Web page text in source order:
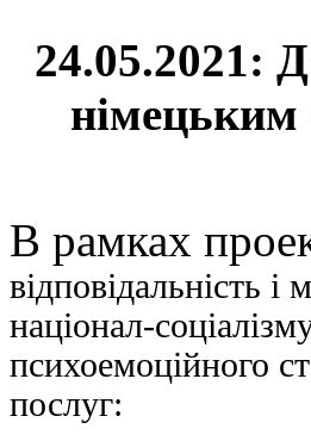
німецьким
В рамках
відповідальність
націонал-
психоемоційного
послуг: